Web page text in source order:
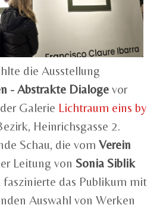
die Ausstellung
- Abstrakte Dialoge vor
Galerie Lichtraum eins by
Heinrichsgasse 2.
Schau, die vom Verein
Leitung von Sonia Siblik
faszinierte das Publikum mit
Auswahl von Werken